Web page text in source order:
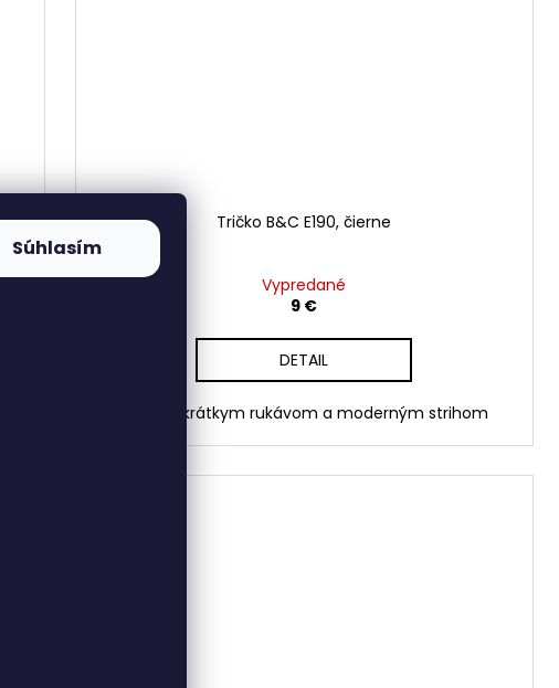
Súhlasím
Tričko B&C E190, čierne
Vypredané
9 €
DETAIL
Tričko s krátkym rukávom a moderným strihom